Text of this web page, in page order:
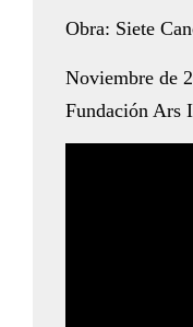
Obra: Siete
Noviembre de
Fundación Ars